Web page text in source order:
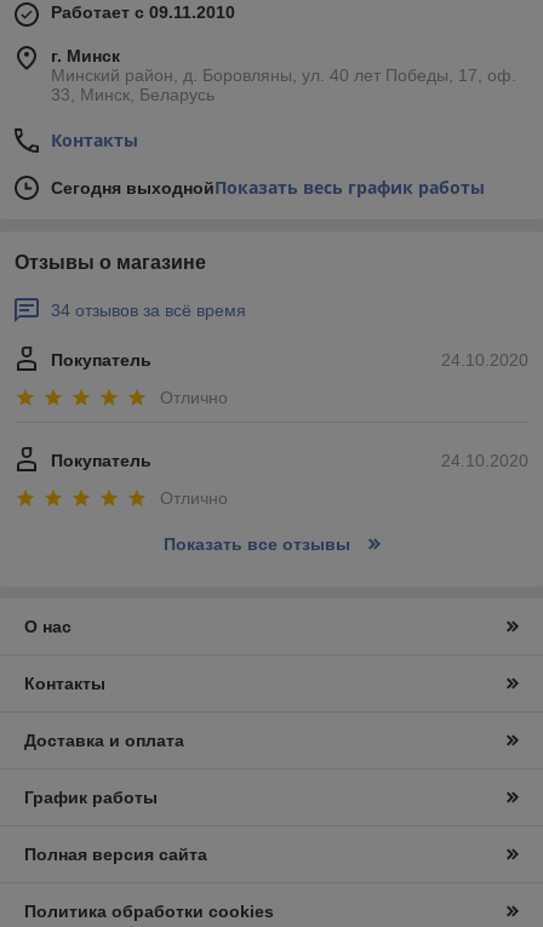
Работает с 09.11.2010
г. Минск
Минский район, д. Боровляны, ул. 40 лет Победы, 17, оф.
33, Минск, Беларусь
Контакты
Сегодня выходнойПоказать весь график работы
Отзывы о магазине
34 отзывов за всё время
24.10.2020
Покупатель
Отлично
24.10.2020
Покупатель
Отлично
Показать все отзывы
О нас
Контакты
Доставка и оплата
График работы
Полная версия сайта
Политика обработки cookies